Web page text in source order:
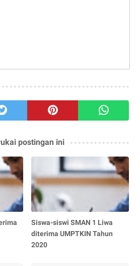
postingan ini
Siswa-siswi SMAN 1 Liwa
diterima UMPTKIN Tahun
2020